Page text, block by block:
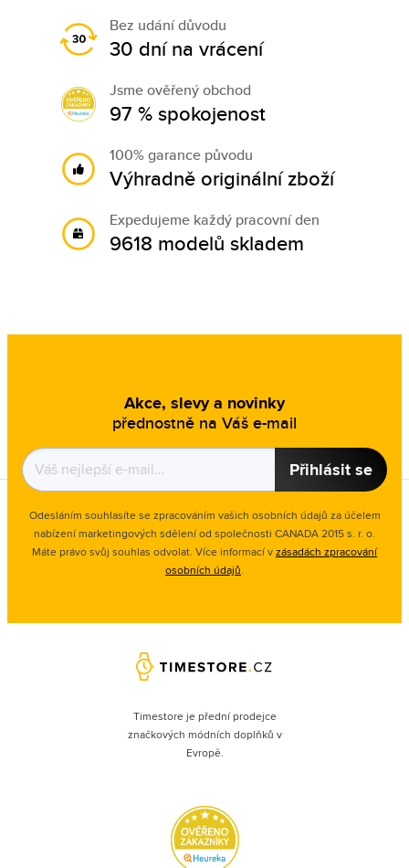
Bez udání důvodu
30 dní na vrácení
Jsme ověřený obchod
97 % spokojenost
100% garance původu
Výhradně originální zboží
Expedujeme každý pracovní den
9618 modelů skladem
Akce, slevy a novinky
přednostně na Váš e-mail
Přihlásit se
Odesláním souhlasíte se zpracováním vašich osobních údajů za účelem
nabízení marketingových sdělení od společnosti CANADA 2015 s. r. o.
Máte právo svůj souhlas odvolat. Více informací vzásadách zpracování
osobních údajů.
Timestore je přední prodejce
značkových módních doplňků v
Evropě.